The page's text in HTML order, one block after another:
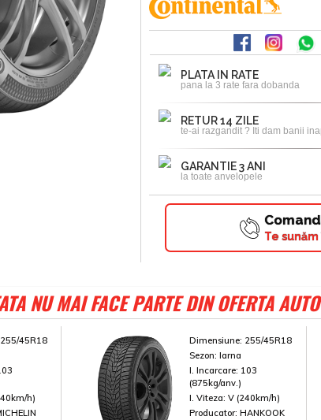
PLATA IN RATE
pana la 3 rate fara dobanda
RETUR 14 ZILE
te-ai razgandit ? Iti dam banii
GARANTIE 3 ANI
la toate anvelopele
Te
NU MAI FACE PARTE DIN OFERTA
255/45R18
h)
Dimensiune: 255/45R18
Sezon: Iarna
I. Incarcare: 103
(875kg/anv.)
I. Viteza: V (240km/h)
Producator: HANKOOK